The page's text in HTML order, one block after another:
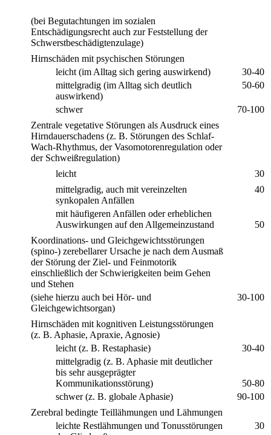
(bei Begutachtungen im sozialen
Entschädigungsrecht auch zur Feststellung der
Schwerstbeschädigtenzulage)
Hirnschäden mit psychischen Störungen
leicht (im Alltag sich gering auswirkend)
30-40
mittelgradig (im Alltag sich deutlich
auswirkend)
50-60
schwer
70-100
Zentrale vegetative Störungen als Ausdruck eines
Hirndauerschadens (z. B. Störungen des Schlaf-
Wach-Rhythmus, der Vasomotorenregulation oder
der Schweißregulation)
leicht
30
mittelgradig, auch mit vereinzelten
synkopalen Anfällen
40
mit häufigeren Anfällen oder erheblichen
Auswirkungen auf den Allgemeinzustand
50
Koordinations- und Gleichgewichtsstörungen
(spino-) zerebellarer Ursache je nach dem Ausmaß
der Störung der Ziel- und Feinmotorik
einschließlich der Schwierigkeiten beim Gehen
und Stehen
(siehe hierzu auch bei Hör- und
Gleichgewichtsorgan)
30-100
Hirnschäden mit kognitiven Leistungsstörungen
(z. B. Aphasie, Apraxie, Agnosie)
leicht (z. B. Restaphasie)
30-40
mittelgradig (z. B. Aphasie mit deutlicher
bis sehr ausgeprägter
Kommunikationsstörung)
50-80
schwer (z. B. globale Aphasie)
90-100
Zerebral bedingte Teillähmungen und Lähmungen
leichte Restlähmungen und Tonusstörungen
30